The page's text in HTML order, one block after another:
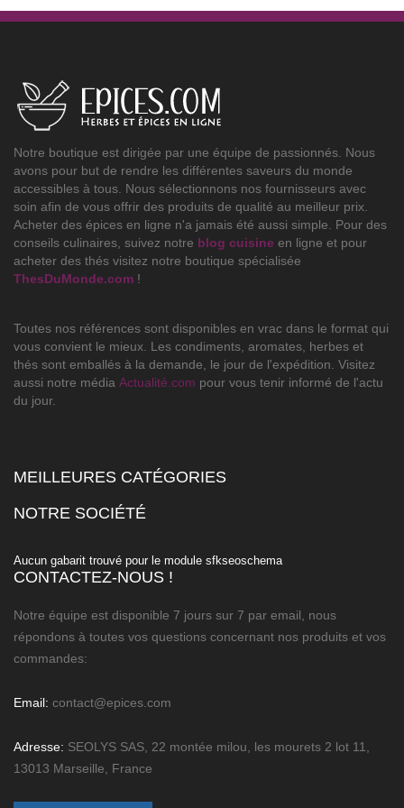
Notre boutique est dirigée par une équipe de passionnés. Nous
avons pour but de rendre les différentes saveurs du monde
accessibles à tous. Nous sélectionnons nos fournisseurs avec
soin afin de vous offrir des produits de qualité au meilleur prix.
Acheter des épices en ligne n'a jamais été aussi simple. Pour des
conseils culinaires, suivez notre blog cuisine en ligne et pour
acheter des thés visitez notre boutique spécialisée
ThesDuMonde.com !
Toutes nos références sont disponibles en vrac dans le format qui
vous convient le mieux. Les condiments, aromates, herbes et
thés sont emballés à la demande, le jour de l'expédition. Visitez
aussi notre média Actualité.com pour vous tenir informé de l'actu
du jour.
MEILLEURES CATÉGORIES
NOTRE SOCIÉTÉ
Aucun gabarit trouvé pour le module sfkseoschema
CONTACTEZ-NOUS !
Notre équipe est disponible 7 jours sur 7 par email, nous
répondons à toutes vos questions concernant nos produits et vos
commandes:
Email: contact@epices.com
Adresse: SEOLYS SAS, 22 montée milou, les mourets 2 lot 11,
13013 Marseille, France